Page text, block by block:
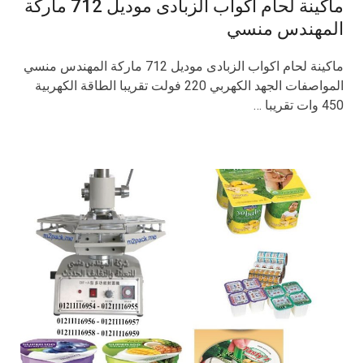
ماكينة لحام اكواب الزبادى موديل 712 ماركة
المهندس منسي
ماكينة لحام اكواب الزبادى موديل 712 ماركة المهندس منسي
المواصفات الجهد الكهربي 220 فولت تقريبا الطاقة الكهربية
450 وات تقريبا …